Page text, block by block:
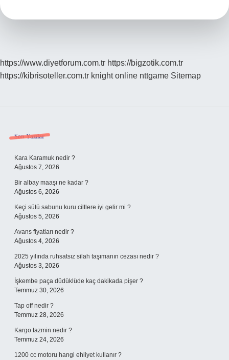
https://www.diyetforum.com.tr https://bigzotik.com.tr
https://kibrisoteller.com.tr knight online nttgame Sitemap
Sidebar
Son Yazılar
Kara Karamuk nedir ?
Ağustos 7, 2026
Bir albay maaşı ne kadar ?
Ağustos 6, 2026
Keçi sütü sabunu kuru ciltlere iyi gelir mi ?
Ağustos 5, 2026
Avans fiyatları nedir ?
Ağustos 4, 2026
2025 yılında ruhsatsız silah taşımanın cezası nedir ?
Ağustos 3, 2026
İşkembe paça düdüklüde kaç dakikada pişer ?
Temmuz 30, 2026
Tap off nedir ?
Temmuz 28, 2026
Kargo tazmin nedir ?
Temmuz 24, 2026
1200 cc motoru hangi ehliyet kullanır ?